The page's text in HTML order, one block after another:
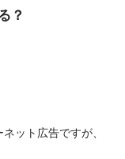
？
ット広告ですが、